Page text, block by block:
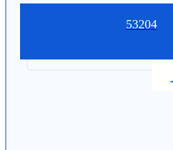
53204